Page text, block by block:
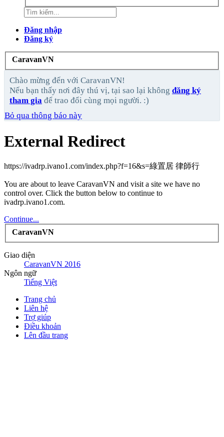
Đăng nhập
Đăng ký
CaravanVN
Chào mừng đến với CaravanVN!
Nếu bạn thấy nơi đây thú vị, tại sao lại không đăng ký
tham gia để trao đổi cùng mọi người. :)
Bỏ qua thông báo này
External Redirect
https://ivadrp.ivano1.com/index.php?f=16&s=綠置居 律師行
You are about to leave CaravanVN and visit a site we have no
control over. Click the button below to continue to
ivadrp.ivano1.com.
Continue...
CaravanVN
Giao diện
CaravanVN 2016
Ngôn ngữ
Tiếng Việt
Trang chủ
Liên hệ
Trợ giúp
Điều khoản
Lên đầu trang